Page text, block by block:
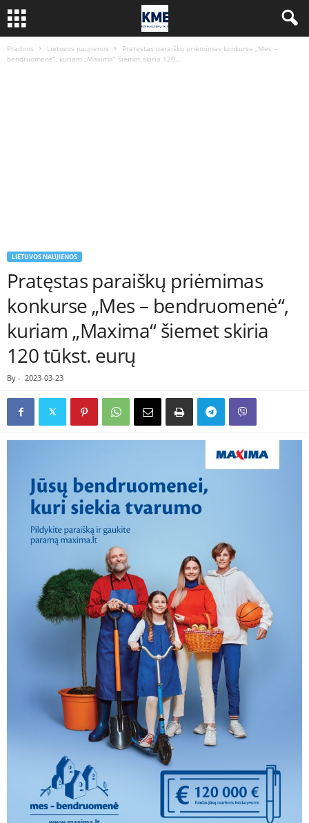
Pradinis Lietuvos naujienos
Pratęstas paraiškų priėmimas konkurse „Mes –
bendruomenė“, kuriam „Maxima“ šiemet skiria 120...
LIETUVOS NAUJIENOS
Pratęstas paraiškų priėmimas
konkurse „Mes – bendruomenė“,
kuriam „Maxima“ šiemet skiria
120 tūkst. eurų
By - 2023-03-23